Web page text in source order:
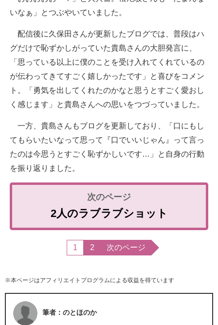
いなぁ」とつぶやいていました。
配信後に久保田さんが更新したブログでは、普段はハ
グだけで恥ずかしがっていた貴島さんの大胆発言に、
「思っている以上に僕のことを受け入れてくれているの
が伝わってきてすごく嬉しかったです」と喜びをコメン
ト。「勇気を出してくれたのかなと思うとすごく愛おし
く感じます」と貴島さんへの思いをつづっていました。
一方、貴島さんもブログを更新しており、「口にもし
てもらいたいなって思って『口でいいじゃん』って言っ
たのは今思うとすごく恥ずかしいです…」と自身の行動
を振り返りました。
2人のラブラブショット
1 2 次のページ
※本ページはアフィリエイトプログラムによる収益を得ています
筆者：のとほのか